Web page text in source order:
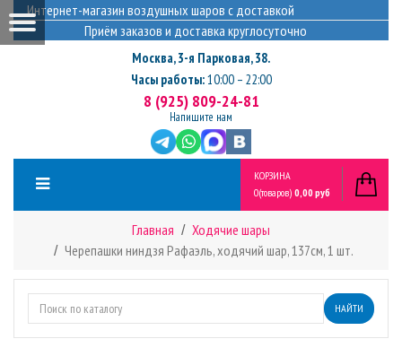
Интернет-магазин воздушных шаров с доставкой
Приём заказов и доставка круглосуточно
Москва,3-я Парковая, 38.
Часы работы:10:00 – 22:00
8 (925) 809-24-81
Напишите нам
КОРЗИНА
0(товаров) 0,00 руб
Главная
Ходячие шары
Черепашки ниндзя Рафаэль, ходячий шар, 137см, 1 шт.
НАЙТИ